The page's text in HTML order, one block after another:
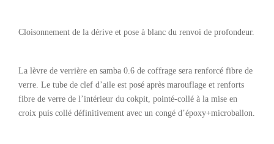
Cloisonnement de la dérive et pose à blanc du renvoi de profondeur.
La lèvre de verrière en samba 0.6 de coffrage sera renforcé fibre de
verre. Le tube de clef d’aile est posé après marouflage et renforts
fibre de verre de l’intérieur du cokpit, pointé-collé à la mise en
croix puis collé définitivement avec un congé d’époxy+microballon.